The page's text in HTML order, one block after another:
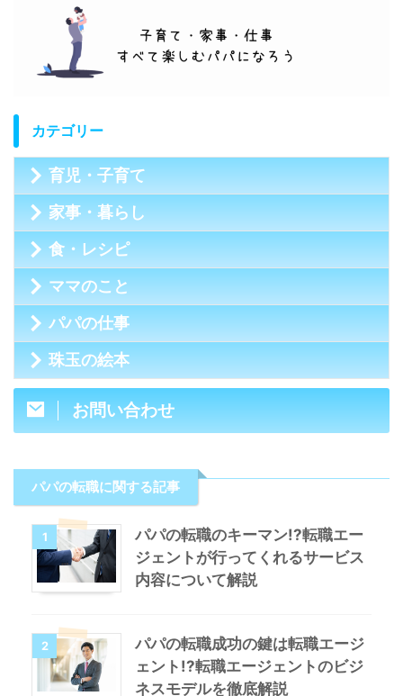
カテゴリー
育児・子育て
家事・暮らし
食・レシピ
ママのこと
パパの仕事
珠玉の絵本
お問い合わせ
パパの転職に関する記事
1
パパの転職のキーマン!?転職エー
ジェントが行ってくれるサービス
内容について解説
2
パパの転職成功の鍵は転職エージ
ェント!?転職エージェントのビジ
ネスモデルを徹底解説